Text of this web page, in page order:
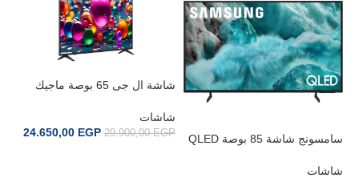
سامسونج شاشة 85 بوصة QLED
شاشات
شاشة ال جى 65 بوصة ماجيك
شاشات
29.900,00EGP
24.650,00 EGP